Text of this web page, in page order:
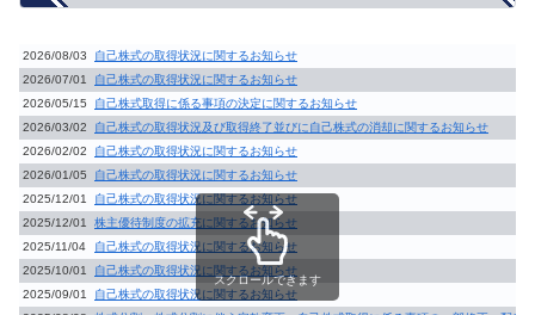
2026/08/03
自己株式の取得状況に関するお知らせ
2026/07/01
自己株式の取得状況に関するお知らせ
2026/05/15
自己株式取得に係る事項の決定に関するお知らせ
2026/03/02
自己株式の取得状況及び取得終了並びに自己株式の消却に関するお知らせ
2026/02/02
自己株式の取得状況に関するお知らせ
2026/01/05
自己株式の取得状況に関するお知らせ
2025/12/01
自己株式の取得状況に関するお知らせ
2025/12/01
株主優待制度の拡充に関するお知らせ
2025/11/04
自己株式の取得状況に関するお知らせ
2025/10/01
自己株式の取得状況に関するお知らせ
2025/09/01
自己株式の取得状況に関するお知らせ
スクロールできます